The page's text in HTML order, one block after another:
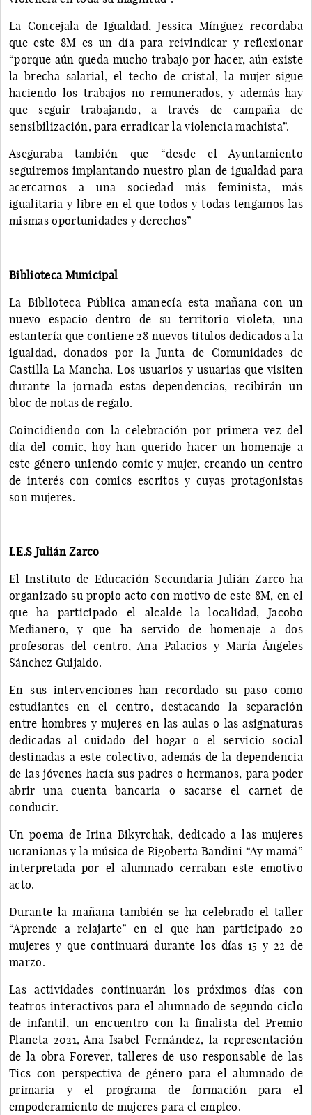
La Concejala de Igualdad, Jessica Mínguez recordaba
que este 8M es un día para reivindicar y reflexionar
“porque aún queda mucho trabajo por hacer, aún existe
la brecha salarial, el techo de cristal, la mujer sigue
haciendo los trabajos no remunerados, y además hay
que seguir trabajando, a través de campaña de
sensibilización, para erradicar la violencia machista”.
Aseguraba también que “desde el Ayuntamiento
seguiremos implantando nuestro plan de igualdad para
acercarnos a una sociedad más feminista, más
igualitaria y libre en el que todos y todas tengamos las
mismas oportunidades y derechos”
Biblioteca Municipal
La Biblioteca Pública amanecía esta mañana con un
nuevo espacio dentro de su territorio violeta, una
estantería que contiene 28 nuevos títulos dedicados a la
igualdad, donados por la Junta de Comunidades de
Castilla La Mancha. Los usuarios y usuarias que visiten
durante la jornada estas dependencias, recibirán un
bloc de notas de regalo.
Coincidiendo con la celebración por primera vez del
día del comic, hoy han querido hacer un homenaje a
este género uniendo comic y mujer, creando un centro
de interés con comics escritos y cuyas protagonistas
son mujeres.
I.E.S Julián Zarco
El Instituto de Educación Secundaria Julián Zarco ha
organizado su propio acto con motivo de este 8M, en el
que ha participado el alcalde la localidad, Jacobo
Medianero, y que ha servido de homenaje a dos
profesoras del centro, Ana Palacios y María Ángeles
Sánchez Guijaldo.
En sus intervenciones han recordado su paso como
estudiantes en el centro, destacando la separación
entre hombres y mujeres en las aulas o las asignaturas
dedicadas al cuidado del hogar o el servicio social
destinadas a este colectivo, además de la dependencia
de las jóvenes hacía sus padres o hermanos, para poder
abrir una cuenta bancaria o sacarse el carnet de
conducir.
Un poema de Irina Bikyrchak, dedicado a las mujeres
ucranianas y la música de Rigoberta Bandini “Ay mamá”
interpretada por el alumnado cerraban este emotivo
acto.
Durante la mañana también se ha celebrado el taller
“Aprende a relajarte” en el que han participado 20
mujeres y que continuará durante los días 15 y 22 de
marzo.
Las actividades continuarán los próximos días con
teatros interactivos para el alumnado de segundo ciclo
de infantil, un encuentro con la finalista del Premio
Planeta 2021, Ana Isabel Fernández, la representación
de la obra Forever, talleres de uso responsable de las
Tics con perspectiva de género para el alumnado de
primaria y el programa de formación para el
empoderamiento de mujeres para el empleo.